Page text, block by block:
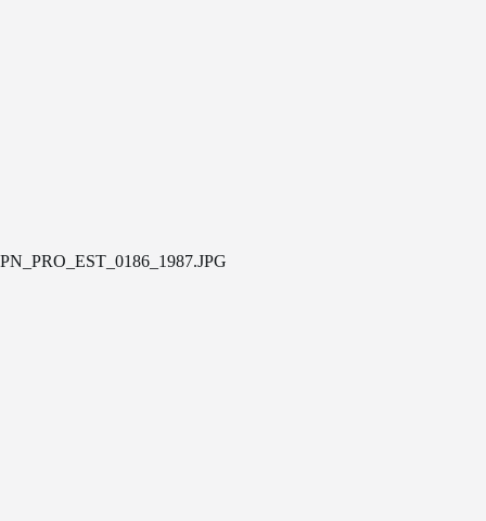
PN_PRO_EST_0186_1987.JPG